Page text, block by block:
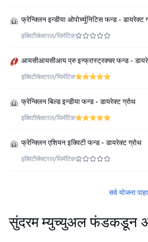
फ्रेन्क्लिन इन्डीया ओपोर्च्युनिटिस फन्ड - डायरेक्ट
इक्विटीसेक्टरल/थिमॅटिक
आयसीआयसीआय प्रु इन्फ्रास्ट्रक्चर फन्ड -
इक्विटीसेक्टरल/थिमॅटिक
फ्रेन्क्लिन बिल्ड इन्डीया फन्ड - डायरेक्ट ग्रोथ
इक्विटीसेक्टरल/थिमॅटिक
फ्रेन्क्लिन एशियन इक्विटी फन्ड - डायरेक्ट ग्रोथ
इक्विटीसेक्टरल/थिमॅटिक
सर्व योजना पाहा
सुंदरम म्युच्युअल फंडकडून